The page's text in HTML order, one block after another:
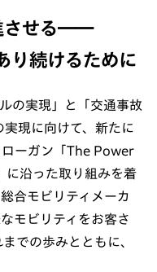
させる――
り続けるために
の実現」と「交通事故
現に向けて、新たに
ーガン「The Power
沿った取り組みを着
合モビリティメーカ
モビリティをお客さ
での歩みとともに、